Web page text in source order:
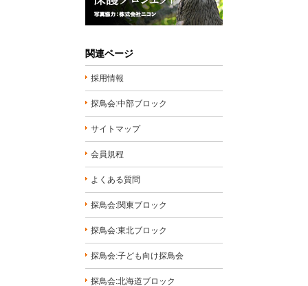
関連ページ
採用情報
探鳥会:中部ブロック
サイトマップ
会員規程
よくある質問
探鳥会:関東ブロック
探鳥会:東北ブロック
探鳥会:子ども向け探鳥会
探鳥会:北海道ブロック